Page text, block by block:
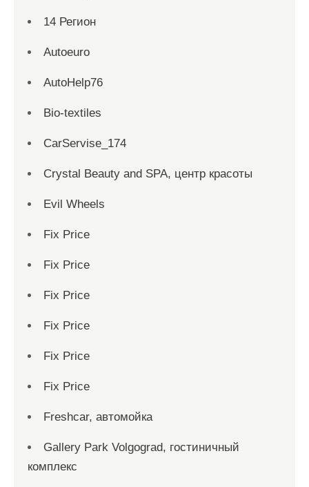
14 Регион
Autoeuro
AutoHelp76
Bio-textiles
CarServise_174
Crystal Beauty and SPA, центр красоты
Evil Wheels
Fix Price
Fix Price
Fix Price
Fix Price
Fix Price
Fix Price
Freshcar, автомойка
Gallery Park Volgograd, гостиничный
комплекс